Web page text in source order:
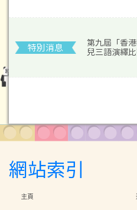
特別消息
第九屆「香
兒三語演繹
網站索引
主頁